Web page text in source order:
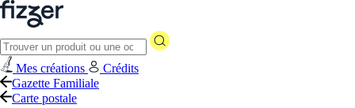
Mes créations
Crédits
Gazette Familiale
Carte postale